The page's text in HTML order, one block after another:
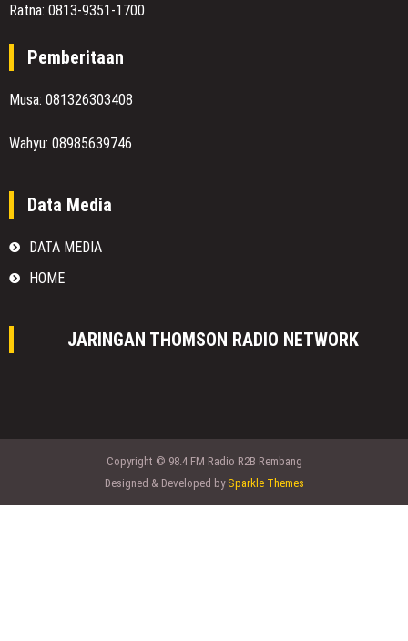
Ratna: 0813-9351-1700
Pemberitaan
Musa: 081326303408
Wahyu: 08985639746
Data Media
DATA MEDIA
HOME
JARINGAN THOMSON RADIO NETWORK
Copyright © 98.4 FM Radio R2B Rembang
Designed & Developed by Sparkle Themes